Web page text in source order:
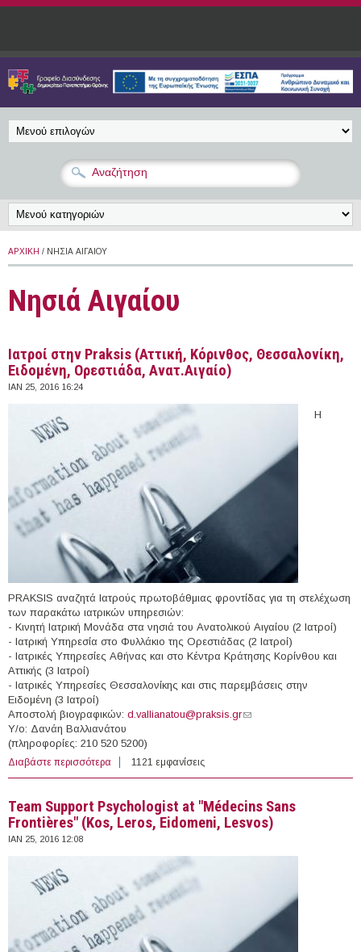
Παράκαμψη προς το κυρίως περιεχόμενο
ΑΡΧΙΚΉ / ΝΗΣΙΆ ΑΙΓΑΊΟΥ
Νησιά Αιγαίου
Ιατροί στην Praksis (Αττική, Κόρινθος, Θεσσαλονίκη,
Ειδομένη, Ορεστιάδα, Ανατ.Αιγαίο)
ΙΑΝ 25, 2016 16:24
H
PRAKSIS αναζητά Ιατρούς πρωτοβάθμιας φροντίδας για τη στελέχωση
των παρακάτω ιατρικών υπηρεσιών:
- Κινητή Ιατρική Μονάδα στα νησιά του Ανατολικού Αιγαίου (2 Ιατροί)
- Ιατρική Υπηρεσία στο Φυλλάκιο της Ορεστιάδας (2 Ιατροί)
- Ιατρικές Υπηρεσίες Αθήνας και στο Κέντρα Κράτησης Κορίνθου και
Αττικής (3 Ιατροί)
- Ιατρικές Υπηρεσίες Θεσσαλονίκης και στις παρεμβάσεις στην
Ειδομένη (3 Ιατροί)
Αποστολή βιογραφικών: d.vallianatou@praksis.gr(link sends e-mail)
Υ/ο: Δανάη Βαλλιανάτου
(πληροφορίες: 210 520 5200)
Διαβάστε περισσότερα για Ιατροί στην Praksis (Αττική, Κόρινθος, Θεσσαλονίκη,
Ειδομένη, Ορεστιάδα, Ανατ.Αιγαίο)
1121 εμφανίσεις
Team Support Psychologist at "Médecins Sans
Frontières" (Kos, Leros, Eidomeni, Lesvos)
ΙΑΝ 25, 2016 12:08